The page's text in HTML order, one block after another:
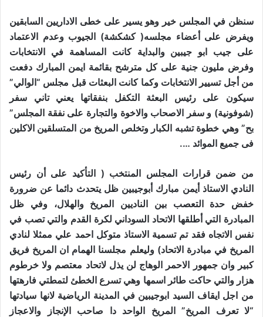
سنظن في المجلس خير وهو يسير على خطى الاداريين السابقين
ويفرض على أعضاء مجلسه( كشكشة) الجيوب وعدم الاعتماد
على جيب ابو جيبين والبداية كانت المساهمة في الانتخابات
وفرض مليون جنية على كل مترشح بقائمة ايمن المبارك دفعت
من أجل تسيير الانتخابات وكما كانت البعثات قبل مجلس “الوالي”
سيكون على رئيس البعثة التكفل بنفقاتها يعني تاني سفر
(شوفونية) و سفر الاصحاب والاخوة والتجارة على نفقة المجلس”
بح” وهي خطوة تشبه الكبار وتخلص المريخ من المتسلقين الاكلين
فى جميع الموائد ….
من ضمن قرارات المجلس المنتخب ( التأكيد على أن رئيس
النادي الاستاذ أيمن مبارك أبوجيبين ظل يتحدث دائما عن ضرورة
خفض حدة التعصب بين الناديين المريخ والهلال، وفي ظل
المبادرة التي أطلقها الاتحاد السوداني لكرة القدم والتي تصب في
نفس الاتجاه فقد تم تسمية الاستاذ متوكل احمد علي ممثلا لنادي
المريخ في مبادرة الاتحاد) وليعلم مجلسنا الهمام ان المريخ فريق
كبير وان جمهور الاحمر الوهاج لن يذل لاتحاد معتصم ولا خرطوم
هزار والتي حاكت طائر اسمها وهي تسرع الخطئ لتمطتي فارهتها
من اجل ايقاف السيد ابوجيبين في المدينة الرياضية لانها سيادتها
“لا تعرف المريخ” المريخ الواحد دا صاحب الإنجاز والاعجاز